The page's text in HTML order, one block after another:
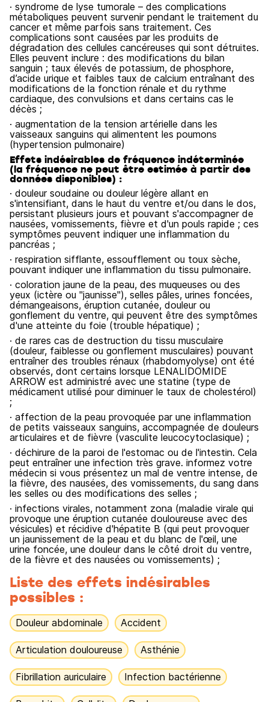
· syndrome de lyse tumorale – des complications
métaboliques peuvent survenir pendant le traitement du
cancer et même parfois sans traitement. Ces
complications sont causées par les produits de
dégradation des cellules cancéreuses qui sont détruites.
Elles peuvent inclure : des modifications du bilan
sanguin ; taux élevés de potassium, de phosphore,
d’acide urique et faibles taux de calcium entraînant des
modifications de la fonction rénale et du rythme
cardiaque, des convulsions et dans certains cas le
décès ;
· augmentation de la tension artérielle dans les
vaisseaux sanguins qui alimentent les poumons
(hypertension pulmonaire)
Effets indésirables de fréquence indéterminée
(la fréquence ne peut être estimée à partir des
données disponibles) :
· douleur soudaine ou douleur légère allant en
s'intensifiant, dans le haut du ventre et/ou dans le dos,
persistant plusieurs jours et pouvant s'accompagner de
nausées, vomissements, fièvre et d'un pouls rapide ; ces
symptômes peuvent indiquer une inflammation du
pancréas ;
· respiration sifflante, essoufflement ou toux sèche,
pouvant indiquer une inflammation du tissu pulmonaire.
· coloration jaune de la peau, des muqueuses ou des
yeux (ictère ou "jaunisse"), selles pâles, urines foncées,
démangeaisons, éruption cutanée, douleur ou
gonflement du ventre, qui peuvent être des symptômes
d'une atteinte du foie (trouble hépatique) ;
· de rares cas de destruction du tissu musculaire
(douleur, faiblesse ou gonflement musculaires) pouvant
entraîner des troubles rénaux (rhabdomyolyse) ont été
observés, dont certains lorsque LENALIDOMIDE
ARROW est administré avec une statine (type de
médicament utilisé pour diminuer le taux de cholestérol)
;
· affection de la peau provoquée par une inflammation
de petits vaisseaux sanguins, accompagnée de douleurs
articulaires et de fièvre (vasculite leucocytoclasique) ;
· déchirure de la paroi de l'estomac ou de l'intestin. Cela
peut entraîner une infection très grave. informez votre
médecin si vous présentez un mal de ventre intense, de
la fièvre, des nausées, des vomissements, du sang dans
les selles ou des modifications des selles ;
· infections virales, notamment zona (maladie virale qui
provoque une éruption cutanée douloureuse avec des
vésicules) et récidive d'hépatite B (qui peut provoquer
un jaunissement de la peau et du blanc de l'œil, une
urine foncée, une douleur dans le côté droit du ventre,
de la fièvre et des nausées ou vomissements) ;
Liste des effets indésirables
possibles :
Douleur abdominale Accident
Articulation douloureuse Asthénie
Fibrillation auriculaire Infection bactérienne